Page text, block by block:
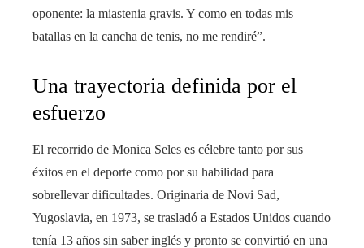
oponente: la miastenia gravis. Y como en todas mis
batallas en la cancha de tenis, no me rendiré”.
Una trayectoria definida por el
esfuerzo
El recorrido de Monica Seles es célebre tanto por sus
éxitos en el deporte como por su habilidad para
sobrellevar dificultades. Originaria de Novi Sad,
Yugoslavia, en 1973, se trasladó a Estados Unidos cuando
tenía 13 años sin saber inglés y pronto se convirtió en una